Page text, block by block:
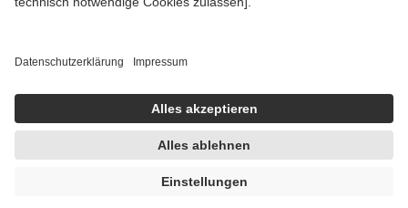
getroffen, um sicherzustellen, dass es sich um echte Bewertungen
https://help.etrusted.com/hc/de/articles/4419944605341
Einige Bilder und Inhalte wurden unter Zuhilfenahme künstlicher